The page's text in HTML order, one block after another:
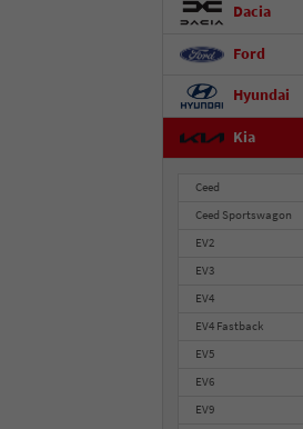
Dacia
Ford
Hyundai
Kia
Ceed
Ceed Sportswagon
EV2
EV3
EV4
EV4 Fastback
EV5
EV6
EV9